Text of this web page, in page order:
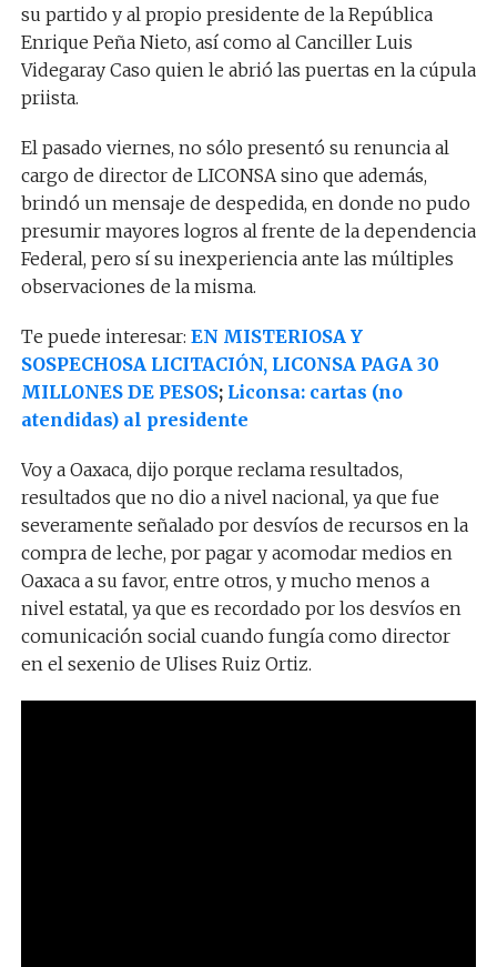
su partido y al propio presidente de la República
Enrique Peña Nieto, así como al Canciller Luis
Videgaray Caso quien le abrió las puertas en la cúpula
priista.
El pasado viernes, no sólo presentó su renuncia al
cargo de director de LICONSA sino que además,
brindó un mensaje de despedida, en donde no pudo
presumir mayores logros al frente de la dependencia
Federal, pero sí su inexperiencia ante las múltiples
observaciones de la misma.
Te puede interesar: EN MISTERIOSA Y
SOSPECHOSA LICITACIÓN, LICONSA PAGA 30
MILLONES DE PESOS; Liconsa: cartas (no
atendidas) al presidente
Voy a Oaxaca, dijo porque reclama resultados,
resultados que no dio a nivel nacional, ya que fue
severamente señalado por desvíos de recursos en la
compra de leche, por pagar y acomodar medios en
Oaxaca a su favor, entre otros, y mucho menos a
nivel estatal, ya que es recordado por los desvíos en
comunicación social cuando fungía como director
en el sexenio de Ulises Ruiz Ortiz.